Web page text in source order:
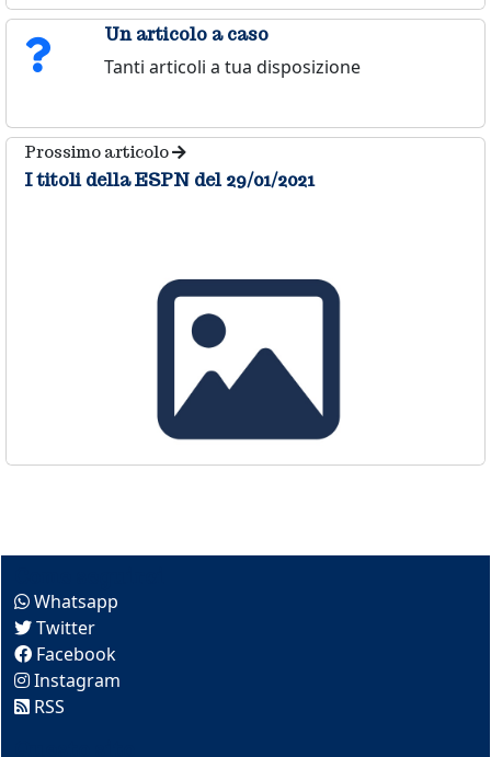
Un articolo a caso
Tanti articoli a tua disposizione
Prossimo articolo
I titoli della ESPN del 29/01/2021
Whatsapp
Twitter
Facebook
Instagram
RSS